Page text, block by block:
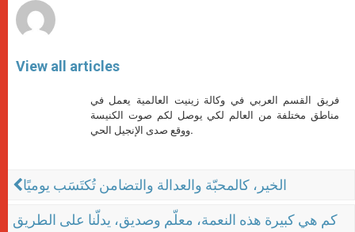
View all articles
فريق القسم العربي في وكالة زينيت العالمية يعمل في
مناطق مختلفة من العالم لكي يوصل لكم صوت الكنيسة
ووقع صدى الإنجيل الحي.
الخير، كالمحبّة والعدالة والتضامن تُكتَسَب يوميًا
كم هي كبيرة هذه النعمة، معلّم وصديق، يدلّنا على الطريق